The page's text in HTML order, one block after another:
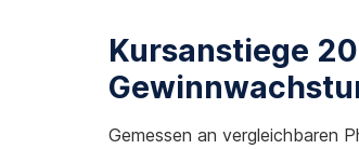
Kursanstiege
Gemessen an vergleichbaren